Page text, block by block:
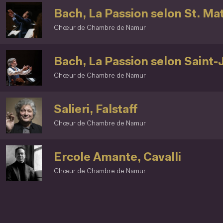
Chœur de Chambre de Namur
Bach, La Passion selon St.
Chœur de Chambre de Namur
Bach, La Passion selon Saint-
Chœur de Chambre de Namur
Salieri, Falstaff
Chœur de Chambre de Namur
Ercole Amante, Cavalli